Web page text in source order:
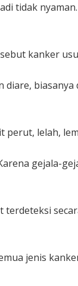
tidak
kanker
lelah,
gejala-
jenis